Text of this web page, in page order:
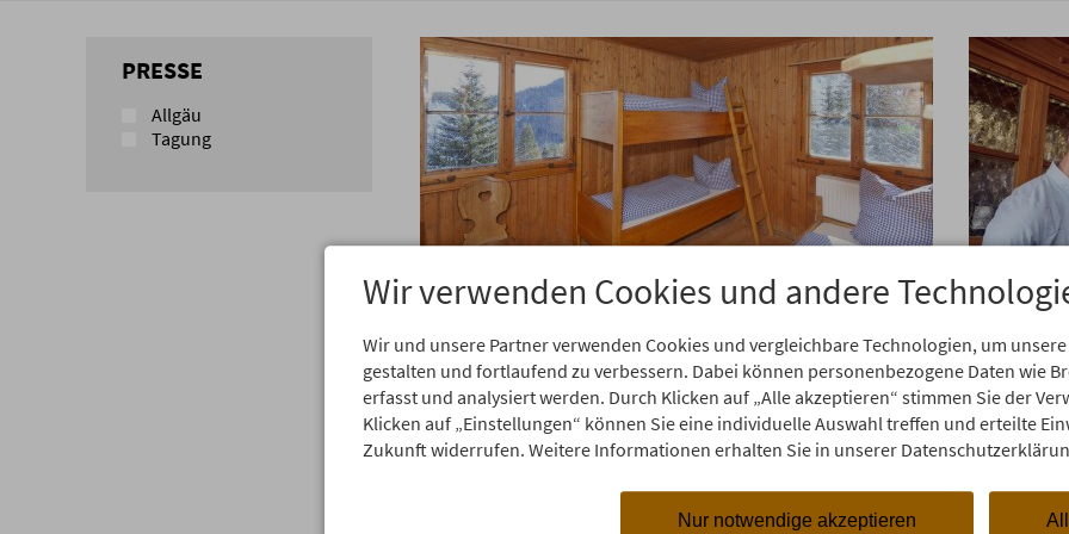
PRESSE
Allgäu
Tagung
Die Leichtigkeit des Seins
genießen - Naturerlebnis
Dem Alltagsstress entfliehen und die einfachen Dinge
Tief
Füßen
Wir verwenden Cookies und andere
Wir und unsere Partner verwenden Cookies und vergleichbare Technologien, um
gestalten und fortlaufend zu verbessern. Dabei können personenbezogene Daten wie
erfasst und analysiert werden. Durch Klicken auf „Alle akzeptieren“ stimmen Sie der
Klicken auf „Einstellungen“ können Sie eine individuelle Auswahl treffen und erteilte
Zukunft widerrufen. Weitere Informationen erhalten Sie in unserer
Nur notwendige akzeptieren